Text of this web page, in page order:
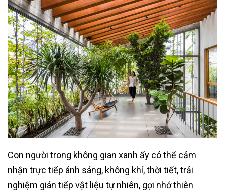
Con người trong không gian xanh ấy có thể cảm
nhận trực tiếp ánh sáng, không khí, thời tiết, trải
nghiệm gián tiếp vật liệu tự nhiên, gợi nhớ thiên